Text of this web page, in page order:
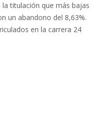
la titulación que más bajas
un abandono del 8,63%.
en la carrera 24